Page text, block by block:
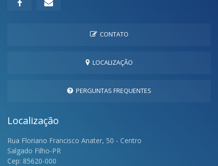
CONTATO
LOCALIZAÇÃO
PERGUNTAS FREQUENTES
Localização
Rua Floriano Francisco Anater, 50 - Centro
Salgado Filho-PR
Cep: 85620-000